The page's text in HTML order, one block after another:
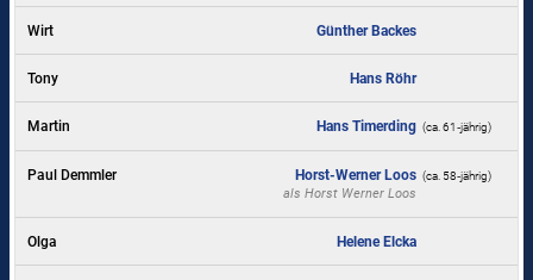
Wirt Günther Backes
Tony Hans Röhr
Martin Hans Timerding (ca. 61‑jährig)
Paul Demmler Horst-Werner Loos
alsHorst Werner Loos
(ca. 58‑jährig)
Olga Helene Elcka